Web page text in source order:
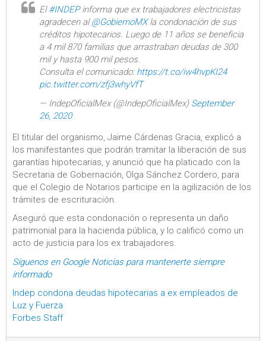
El#INDEPinforma que ex trabajadores electricistas
agradecen al@GobiernoMXla condonación de sus
créditos hipotecarios. Luego de 11 años se beneficia
a 4 mil 870 familias que arrastraban deudas de 300
mil y hasta 900 mil pesos.
Consulta el comunicado: https://t.co/iw4hvpKI24
pic.twitter.com/zfj3whyVfT
— IndepOficialMex (@IndepOficialMex) September
26, 2020
El titular del organismo, Jaime Cárdenas Gracia, explicó a
los manifestantes que podrán tramitar la liberación de sus
garantías hipotecarias, y anunció que ha platicado con la
Secretaria de Gobernación, Olga Sánchez Cordero, para
que el Colegio de Notarios participe en la agilización de los
trámites de escrituración.
Aseguró que esta condonación o representa un daño
patrimonial para la hacienda pública, y lo calificó como un
acto de justicia para los ex trabajadores.
Síguenos en Google Noticias para mantenerte siempre
informado
Indep condona deudas hipotecarias a ex empleados de
Luz y Fuerza
Forbes Staff